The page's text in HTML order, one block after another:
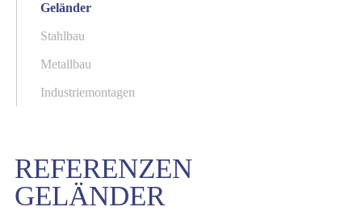
Geländer
Stahlbau
Metallbau
Industriemontagen
REFERENZEN
GELÄNDER